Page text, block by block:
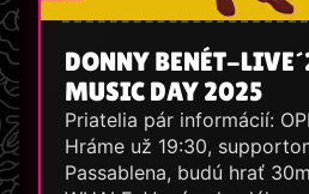
DONNY BENÉT-
MUSIC DAY 2025
Priatelia pár informácií:
Hráme už 19:30,
Passablena, budú hrať